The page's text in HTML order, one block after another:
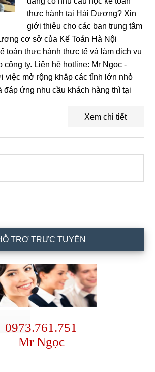
thực hành tại Hải Dương? Xin
giới thiệu cho các bạn trung tâm
cơ sở của Kế Toán Hà Nội
toán thực hành thực tế và làm dịch vụ
công ty. Liên hệ hotline: Mr Ngọc -
việc mở rộng khắp các tỉnh lớn nhỏ
đáp ứng nhu cầu khách hàng thì tại
Xem chi tiết
TRỢ TRỰC TUYẾN
0973.761.751
Mr Ngọc